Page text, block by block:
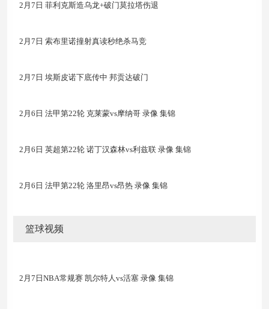
2月7日 菲利克斯造乌龙+破门莫拉塔伤退
2月7日 索布里诺撞射真读秒绝杀马竞
2月7日 埃斯皮诺下底传中 邦贡达破门
2月6日 法甲第22轮 克莱蒙vs摩纳哥 录像 集锦
2月6日 英超第22轮 诺丁汉森林vs利兹联 录像 集锦
2月6日 法甲第22轮 洛里昂vs昂热 录像 集锦
篮球视频
2月7日NBA常规赛 凯尔特人vs活塞 录像 集锦